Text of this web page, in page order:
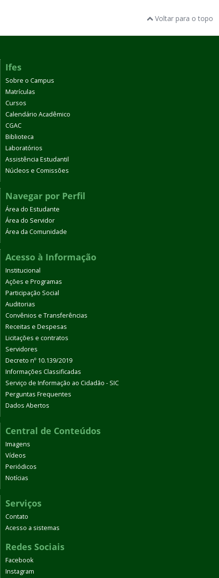
Voltar para o topo
Ifes
Sobre o Campus
Matrículas
Cursos
Calendário Acadêmico
CGAC
Biblioteca
Laboratórios
Assistência Estudantil
Núcleos e Comissões
Navegar por Perfil
Área do Estudante
Área do Servidor
Área da Comunidade
Acesso à Informação
Institucional
Ações e Programas
Participação Social
Auditorias
Convênios e Transferências
Receitas e Despesas
Licitações e contratos
Servidores
Decreto nº 10.139/2019
Informações Classificadas
Serviço de Informação ao Cidadão - SIC
Perguntas Frequentes
Dados Abertos
Central de Conteúdos
Imagens
Vídeos
Periódicos
Notícias
Serviços
Contato
Acesso a sistemas
Redes Sociais
Facebook
Instagram